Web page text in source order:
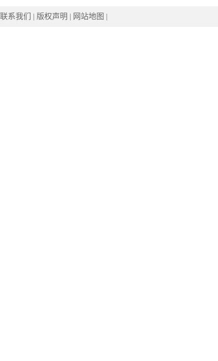
联系我们 | 版权声明 | 网站地图 |